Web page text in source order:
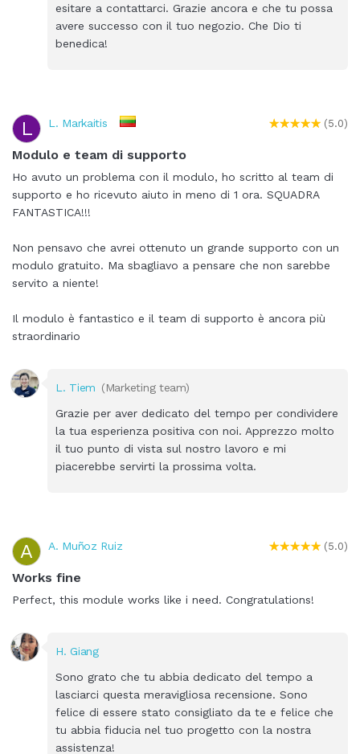
esitare a contattarci. Grazie ancora e che tu possa
avere successo con il tuo negozio. Che Dio ti
benedica!
L L. Markaitis (5.0)
Modulo e team di supporto
Ho avuto un problema con il modulo, ho scritto al team di
supporto e ho ricevuto aiuto in meno di 1 ora. SQUADRA
FANTASTICA!!!
Non pensavo che avrei ottenuto un grande supporto con un
modulo gratuito. Ma sbagliavo a pensare che non sarebbe
servito a niente!
Il modulo è fantastico e il team di supporto è ancora più
straordinario
L. Tiem (Marketing team)
Grazie per aver dedicato del tempo per condividere
la tua esperienza positiva con noi. Apprezzo molto
il tuo punto di vista sul nostro lavoro e mi
piacerebbe servirti la prossima volta.
A A. Muñoz Ruiz (5.0)
Works fine
Perfect, this module works like i need. Congratulations!
H. Giang
Sono grato che tu abbia dedicato del tempo a
lasciarci questa meravigliosa recensione. Sono
felice di essere stato consigliato da te e felice che
tu abbia fiducia nel tuo progetto con la nostra
assistenza!